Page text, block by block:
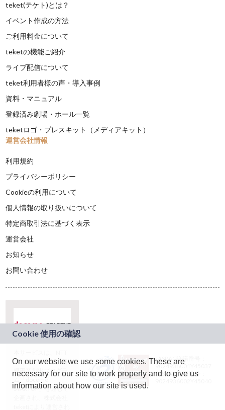
teket(テケト)とは？
イベント作成の方法
ご利用料金について
teketの機能ご紹介
ライブ配信について
teket利用者様の声・導入事例
資料・マニュアル
登録済み劇場・ホール一覧
teketロゴ・プレスキット（メディアキット）
運営会社情報
利用規約
プライバシーポリシー
Cookieの利用について
個人情報の取り扱いについて
特定商取引法に基づく表示
運営会社
お知らせ
お問い合わせ
ドコモグループの新
規事業創出プログラ
ム「docomo
STARTUP」を通じて
JASRAC許諾番号：
9024936001Y45037
JASRAC許諾番号：
On our website we use some cookies. These are
necessary for our site to work properly and to give us
information about how our site is used.